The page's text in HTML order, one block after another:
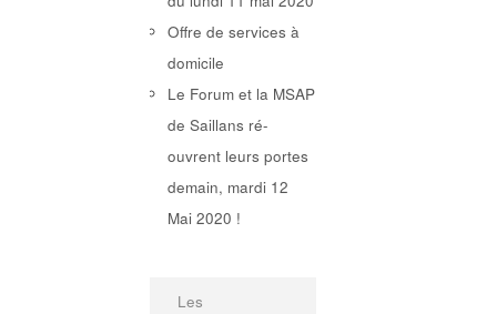
Offre de services à
domicile
Le Forum et la MSAP
de Saillans ré-
ouvrent leurs portes
demain, mardi 12
Mai 2020 !
Les